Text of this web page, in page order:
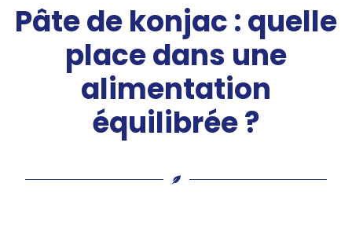
Pâte de konjac : quelle
place dans une
alimentation
équilibrée ?